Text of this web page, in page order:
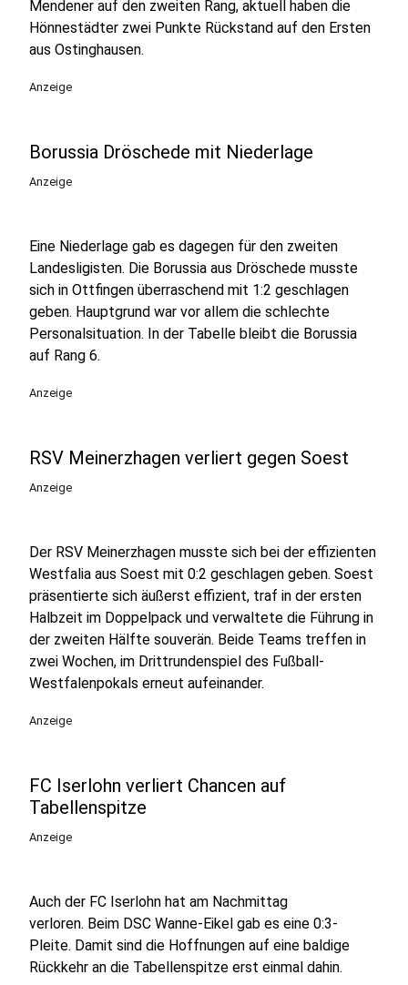
Mendener auf den zweiten Rang, aktuell haben die
Hönnestädter zwei Punkte Rückstand auf den Ersten
aus Ostinghausen.
Anzeige
Borussia Dröschede mit Niederlage
Anzeige
Eine Niederlage gab es dagegen für den zweiten
Landesligisten. Die Borussia aus Dröschede musste
sich in Ottfingen überraschend mit 1:2 geschlagen
geben. Hauptgrund war vor allem die schlechte
Personalsituation. In der Tabelle bleibt die Borussia
auf Rang 6.
Anzeige
RSV Meinerzhagen verliert gegen Soest
Anzeige
Der RSV Meinerzhagen musste sich bei der effizienten
Westfalia aus Soest mit 0:2 geschlagen geben. Soest
präsentierte sich äußerst effizient, traf in der ersten
Halbzeit im Doppelpack und verwaltete die Führung in
der zweiten Hälfte souverän. Beide Teams treffen in
zwei Wochen, im Drittrundenspiel des Fußball-
Westfalenpokals erneut aufeinander.
Anzeige
FC Iserlohn verliert Chancen auf
Tabellenspitze
Anzeige
Auch der FC Iserlohn hat am Nachmittag
verloren. Beim DSC Wanne-Eikel gab es eine 0:3-
Pleite. Damit sind die Hoffnungen auf eine baldige
Rückkehr an die Tabellenspitze erst einmal dahin.